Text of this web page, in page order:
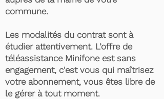
commune.
Les modalités du contrat sont à
étudier attentivement. L’offre de
téléassistance Minifone est sans
engagement, c'est vous qui maîtrisez
votre abonnement, vous êtes libre de
le gérer à tout moment.